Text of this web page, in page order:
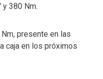
y 380 Nm.
presente en las
caja en los próximos